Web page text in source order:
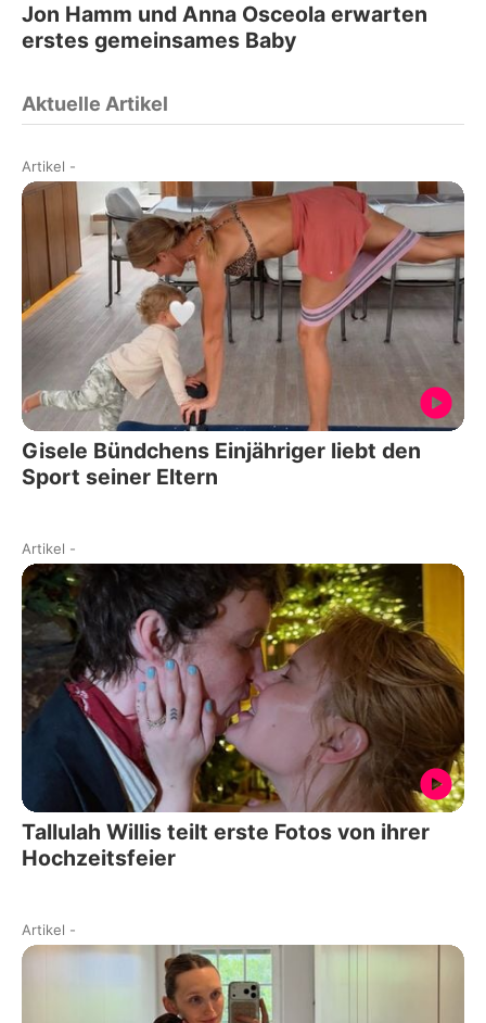
Jon Hamm und Anna Osceola erwarten
erstes gemeinsames Baby
Aktuelle Artikel
Artikel -
Gisele Bündchens Einjähriger liebt den
Sport seiner Eltern
Artikel -
Tallulah Willis teilt erste Fotos von ihrer
Hochzeitsfeier
Artikel -